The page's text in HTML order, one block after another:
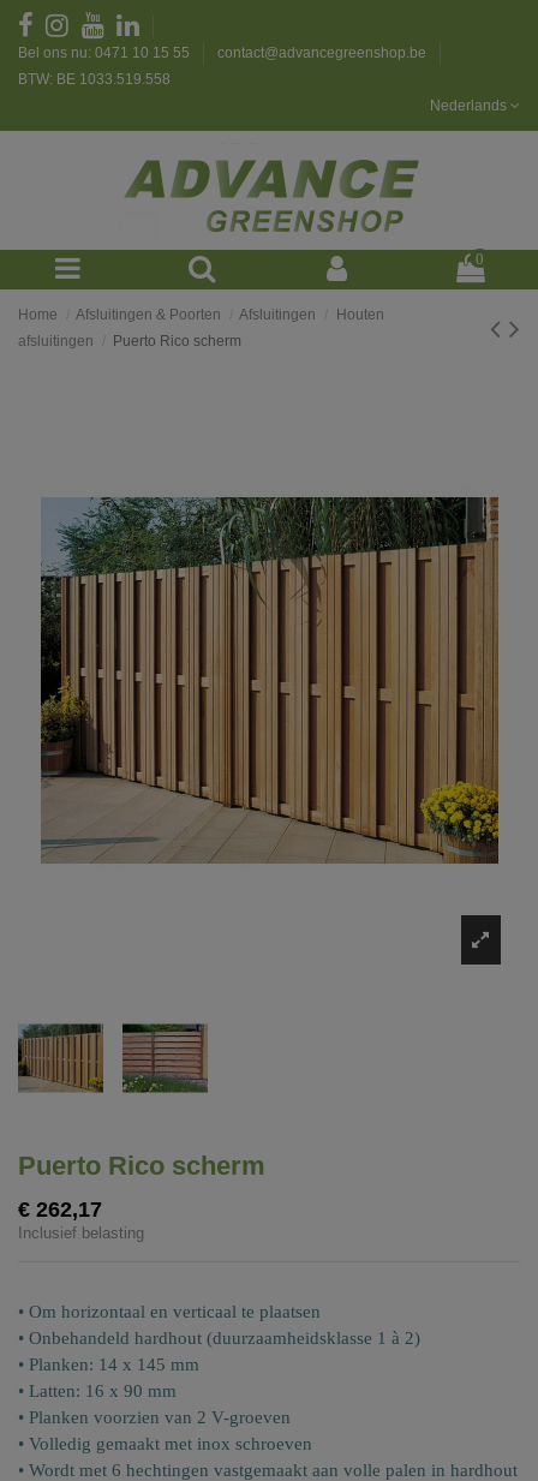
Bel ons nu: 0471 10 15 55
contact@advancegreenshop.be
BTW: BE 1033.519.558
Nederlands
0
Home Afsluitingen & Poorten Afsluitingen
Houten
afsluitingen
Puerto Rico scherm
Puerto Rico scherm
€ 262,17
Inclusief belasting
• Om horizontaal en verticaal te plaatsen
• Onbehandeld hardhout (duurzaamheidsklasse 1 à 2)
• Planken: 14 x 145 mm
• Latten: 16 x 90 mm
• Planken voorzien van 2 V-groeven
• Volledig gemaakt met inox schroeven
• Wordt met 6 hechtingen vastgemaakt aan volle palen in hardhout